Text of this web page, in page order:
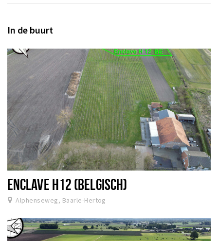
In de buurt
ENCLAVE H12 (BELGISCH)
Alphenseweg, Baarle-Hertog